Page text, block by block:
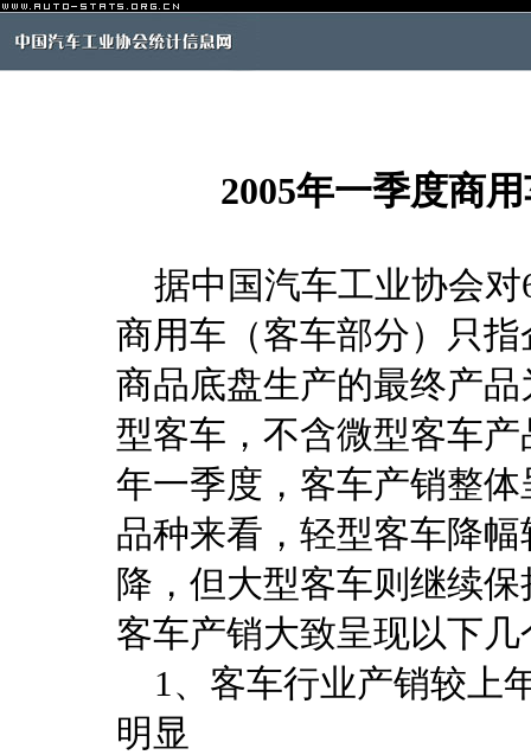
2005年一季度商
据中国汽车工业协会对
商用车（客车部分）只
商品底盘生产的最终产
型客车，不含微型客车
年一季度，客车产销整
品种来看，轻型客车降
降，但大型客车则继续
客车产销大致呈现以下
1、客车行业产销较上
明显